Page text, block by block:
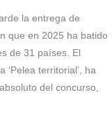
la entrega de
que en 2025 ha batido
de 31 países. El
territorial’, ha
del concurso,